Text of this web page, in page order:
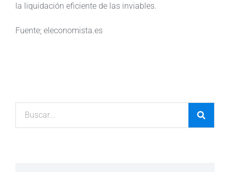
la liquidación eficiente de las inviables.
Fuente; eleconomista.es